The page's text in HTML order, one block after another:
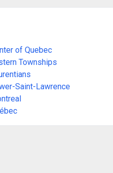
of Quebec
Townships
Saint-Lawrence